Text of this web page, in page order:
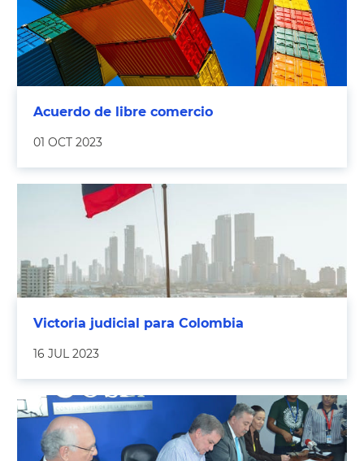
Acuerdo de libre comercio
01 OCT 2023
Victoria judicial para Colombia
16 JUL 2023